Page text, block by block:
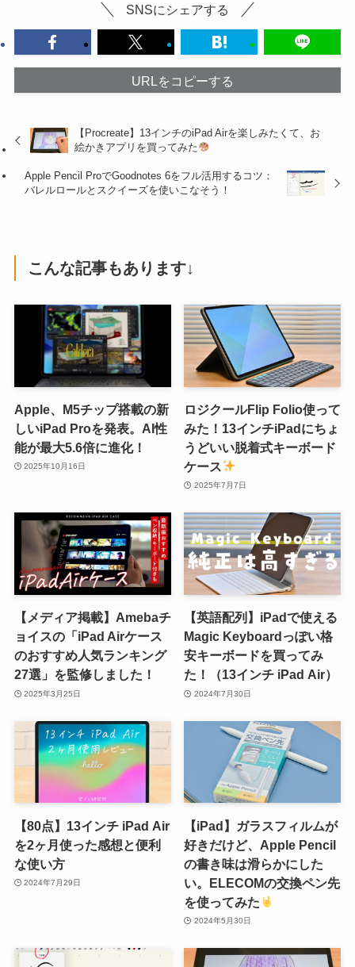
SNSにシェアする
URLをコピーする
【Procreate】13インチのiPad Airを楽しみたくて、お
絵かきアプリを買ってみた
Apple Pencil ProでGoodnotes 6をフル活用するコツ：
バレルロールとスクイーズを使いこなそう！
こんな記事もあります↓
Apple、M5チップ搭載の新
しいiPad Proを発表。AI性
能が最大5.6倍に進化！
2025年10月16日
ロジクールFlip Folio使って
みた！13インチiPadにちょ
うどいい脱着式キーボード
ケース
2025年7月7日
【メディア掲載】Amebaチ
ョイスの「iPad Airケース
のおすすめ人気ランキング
27選」を監修しました！
2025年3月25日
【英語配列】iPadで使える
Magic Keyboardっぽい格
安キーボードを買ってみ
た！（13インチ iPad Air）
2024年7月30日
【80点】13インチ iPad Air
を2ヶ月使った感想と便利
な使い方
2024年7月29日
【iPad】ガラスフィルムが
好きだけど、Apple Pencil
の書き味は滑らかにした
い。ELECOMの交換ペン先
を使ってみた
2024年5月30日